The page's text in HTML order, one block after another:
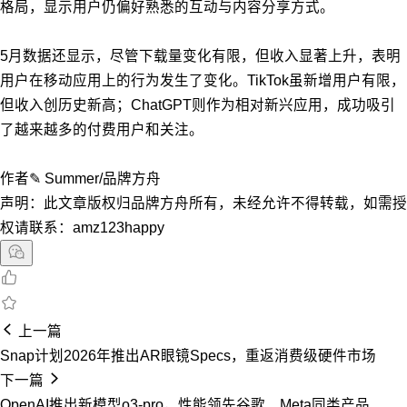
格局，显示用户仍偏好熟悉的互动与内容分享方式。
5月数据还显示，尽管下载量变化有限，但收入显著上升，表明
用户在移动应用上的行为发生了变化。TikTok虽新增用户有限，
但收入创历史新高；ChatGPT则作为相对新兴应用，成功吸引
了越来越多的付费用户和关注。
作者✎ Summer/品牌方舟
声明：此文章版权归品牌方舟所有，未经允许不得转载，如需授
权请联系：amz123happy
上一篇
Snap计划2026年推出AR眼镜Specs，重返消费级硬件市场
下一篇